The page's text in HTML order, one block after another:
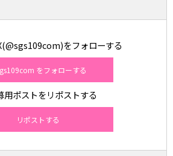
をフォローする
をフォローする
ポストをリポストする
リポストする